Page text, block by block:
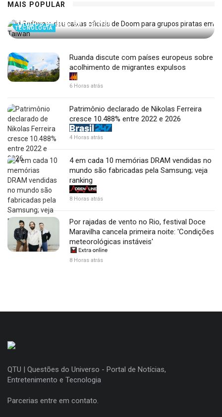
MAIS POPULAR
TECNOLOGIA
grupos piratas em Taiwan
Ruanda discute com países europeus sobre
acolhimento de migrantes expulsos
6 Horas atrás
Patrimônio declarado de Nikolas Ferreira
cresce 10.488% entre 2022 e 2026
4 Horas atrás
4 em cada 10 memórias DRAM vendidas no
mundo são fabricadas pela Samsung; veja
ranking
8 Horas atrás
Por rajadas de vento no Rio, festival Doce
Maravilha cancela primeira noite: 'Condições
meteorológicas instáveis'
8 Horas atrás
QTU | Questões do Universo - Portal de Notícias,
Entretenimento e Tecnologia
Parcerias entre em contato.